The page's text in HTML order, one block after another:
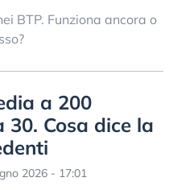
BTP. Funziona ancora o
a 200
30. Cosa dice la
2026 - 17:01